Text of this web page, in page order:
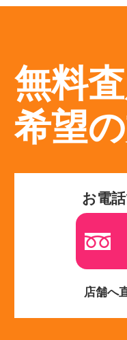
無料
希望
お電
店舗へ